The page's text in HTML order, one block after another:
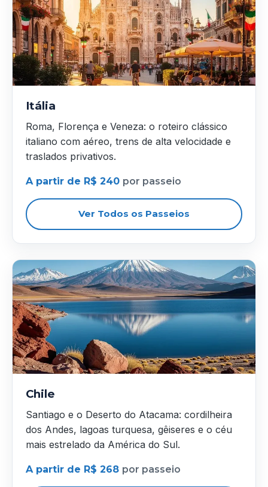
Itália
Roma, Florença e Veneza: o roteiro clássico
italiano com aéreo, trens de alta velocidade e
traslados privativos.
A partir de R$ 240 por passeio
Ver Todos os Passeios
Chile
Santiago e o Deserto do Atacama: cordilheira
dos Andes, lagoas turquesa, gêiseres e o céu
mais estrelado da América do Sul.
A partir de R$ 268 por passeio